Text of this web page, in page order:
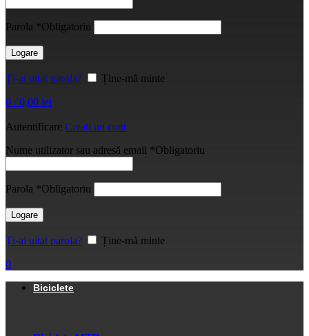
Parola *Obligatoriu
Logare
Ți-ai uitat parola?
Ține-mă minte
0 / 0,00 lei
Autentificare Creați un cont
Nume utilizator sau adresă email *Obligatoriu
Parola *Obligatoriu
Logare
Ți-ai uitat parola?
Ține-mă minte
0
Biciclete